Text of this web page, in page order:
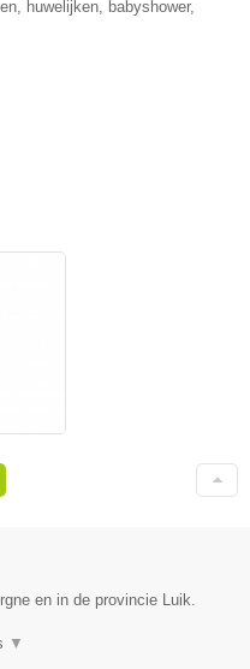
huwelijken, babyshower,
en in de provincie Luik.
▼